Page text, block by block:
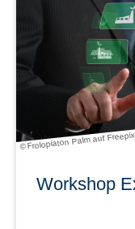
© Frolopiaton Palm auf Freepix
Workshop